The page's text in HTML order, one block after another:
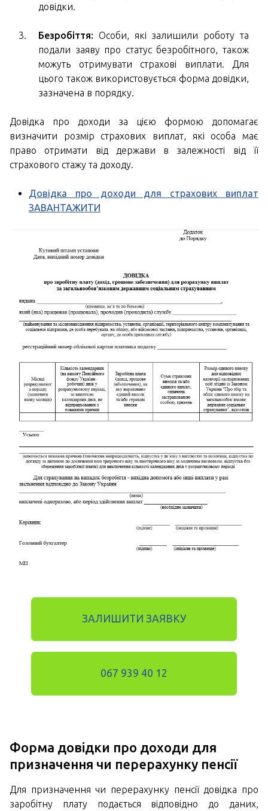
довідки.
Безробіття: Особи, які залишили роботу та
подали заяву про статус безробітного, також
можуть отримувати страхові виплати. Для
цього також використовується форма довідки,
зазначена в порядку.
Довідка про доходи за цією формою допомагає
визначити розмір страхових виплат, які особа має
право отримати від держави в залежності від її
страхового стажу та доходу.
Довідка про доходи для страхових виплат
ЗАВАНТАЖИТИ
ЗАЛИШИТИ ЗАЯВКУ
067 939 40 12
Форма довідки про доходи для
призначення чи перерахунку пенсії
Для призначення чи перерахунку пенсії довідка про
заробітну плату подається відповідно до даних,